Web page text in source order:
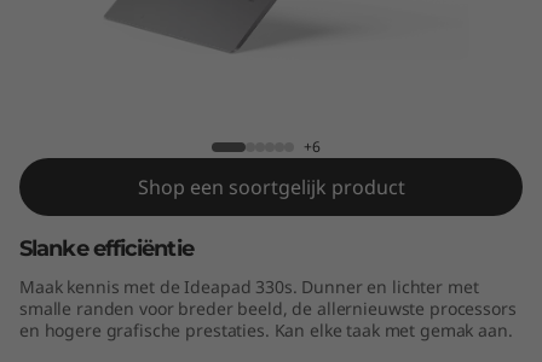
e
+6
Shop een soortgelijk product
Slanke efficiëntie
Maak kennis met de Ideapad 330s. Dunner en lichter met
smalle randen voor breder beeld, de allernieuwste processors
en hogere grafische prestaties. Kan elke taak met gemak aan.